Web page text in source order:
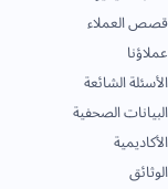
قصص العملاء
عملاؤنا
الأسئلة الشائعة
البيانات الصحفية
الأكاديمية
الوثائق